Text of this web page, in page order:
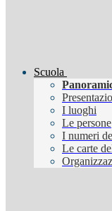
Scuola
I luoghi
Le persone
I numeri
Le carte